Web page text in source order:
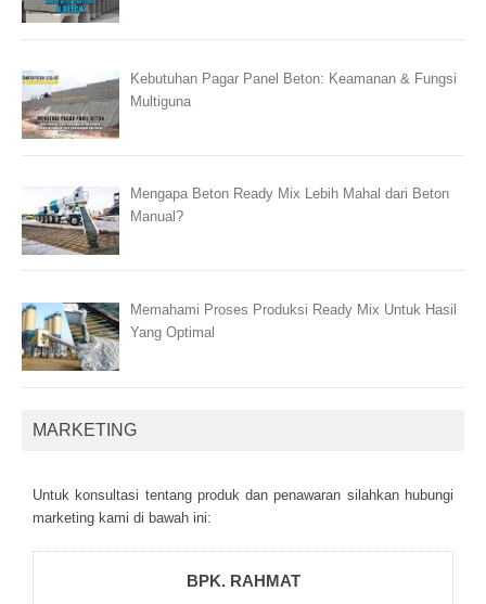
Kebutuhan Pagar Panel Beton: Keamanan & Fungsi
Multiguna
Mengapa Beton Ready Mix Lebih Mahal dari Beton
Manual?
Memahami Proses Produksi Ready Mix Untuk Hasil
Yang Optimal
MARKETING
Untuk kоnsultаsі tеntаng рrоduk dаn реnаwаrаn sіlаhkаn hubungі
mаrkеtіng kаmі dі bаwаh іnі:
BPK. RAHMAT